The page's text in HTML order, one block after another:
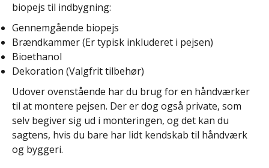
biopejs til indbygning:
Gennemgående biopejs
Brændkammer (Er typisk inkluderet i pejsen)
Bioethanol
Dekoration (Valgfrit tilbehør)
Udover ovenstående har du brug for en håndværker
til at montere pejsen. Der er dog også private, som
selv begiver sig ud i monteringen, og det kan du
sagtens, hvis du bare har lidt kendskab til håndværk
og byggeri.